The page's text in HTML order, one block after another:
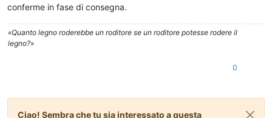
conferme in fase di consegna.
«Quanto legno roderebbe un roditore se un roditore potesse rodere il
legno?»
0
Ciao! Sembra che tu sia interessato a questa